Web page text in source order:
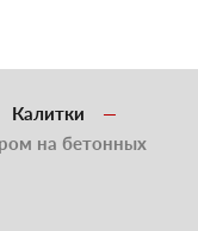
Калитки
на бетонных